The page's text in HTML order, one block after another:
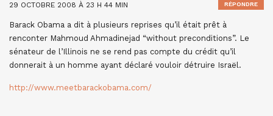
29 OCTOBRE 2008 À 23 H 44 MIN
Barack Obama a dit à plusieurs reprises qu’il était prêt à
renconter Mahmoud Ahmadinejad “without preconditions”. Le
sénateur de l’Illinois ne se rend pas compte du crédit qu’il
donnerait à un homme ayant déclaré vouloir détruire Israël.
http://www.meetbarackobama.com/
RÉPONDRE